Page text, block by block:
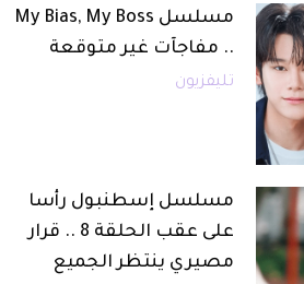
مسلسل My Bias, My Boss
.. مفاجآت غير متوقعة
تليفزيون
مسلسل إسطنبول رأسا
على عقب الحلقة 8 .. قرار
مصيري ينتظر الجميع